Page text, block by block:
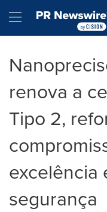
Hamburger
renova a
Tipo 2,
excelência
segurança